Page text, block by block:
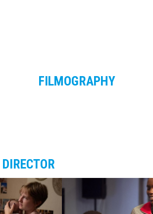
FILMOGRAPHY